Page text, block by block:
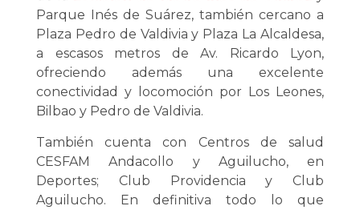
Parque Inés de Suárez, también cercano a
Plaza Pedro de Valdivia y Plaza La Alcaldesa,
a escasos metros de Av. Ricardo Lyon,
ofreciendo además una excelente
conectividad y locomoción por Los Leones,
Bilbao y Pedro de Valdivia.
También cuenta con Centros de salud
CESFAM Andacollo y Aguilucho, en
Deportes; Club Providencia y Club
Aguilucho. En definitiva todo lo que